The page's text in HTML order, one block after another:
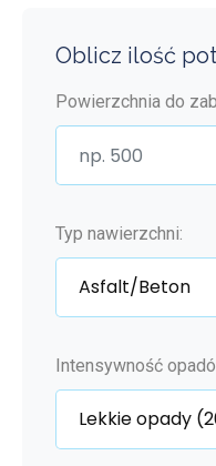
Oblicz ilość
Powierzchnia do
Typ nawierzchni:
Intensywność